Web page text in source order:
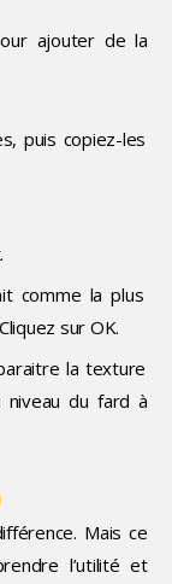
ajouter de la
puis copiez-les
comme la plus
sur OK.
la texture
niveau du fard à
Mais ce
l’utilité et